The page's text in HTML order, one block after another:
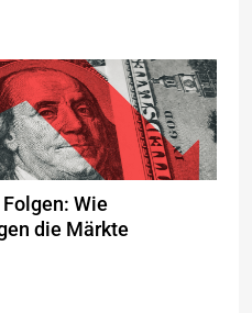
Wie
die Märkte